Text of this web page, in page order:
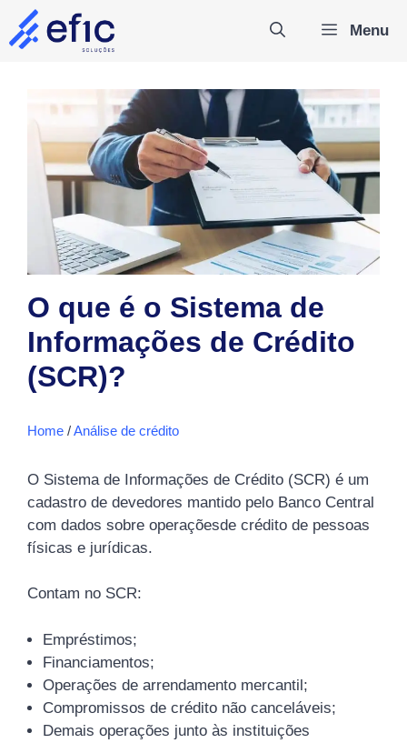
Pular
para
Menu
O que é o Sistema de
Informações de Crédito
(SCR)?
Home /Análise de crédito
O Sistema de Informações de Crédito (SCR) é um
cadastro de devedores mantido pelo Banco Central
com dados sobre operaçõesde crédito de pessoas
físicas e jurídicas.
Contam no SCR:
Empréstimos;
Financiamentos;
Operações de arrendamento mercantil;
Compromissos de crédito não canceláveis;
Demais operações junto às instituições